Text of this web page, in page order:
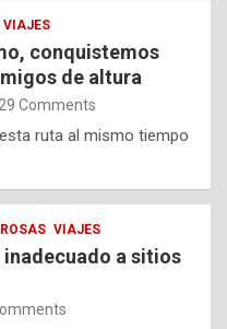
VIAJES
conquistemos
de altura
Comments
ruta al mismo tiempo
VIAJES
a sitios